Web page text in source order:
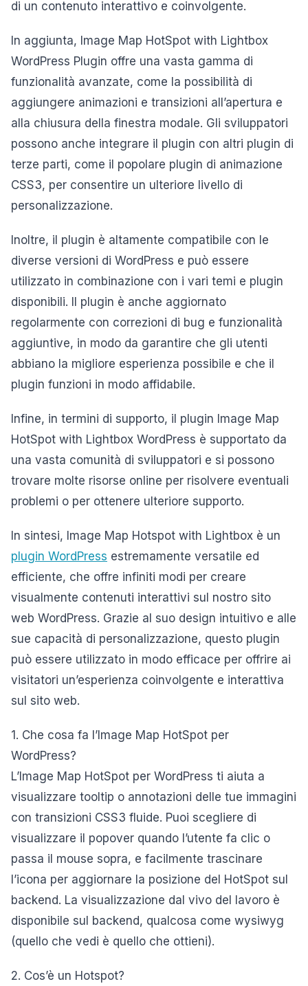
di un contenuto interattivo e coinvolgente.
In aggiunta, Image Map HotSpot with Lightbox
WordPress Plugin offre una vasta gamma di
funzionalità avanzate, come la possibilità di
aggiungere animazioni e transizioni all’apertura e
alla chiusura della finestra modale. Gli sviluppatori
possono anche integrare il plugin con altri plugin di
terze parti, come il popolare plugin di animazione
CSS3, per consentire un ulteriore livello di
personalizzazione.
Inoltre, il plugin è altamente compatibile con le
diverse versioni di WordPress e può essere
utilizzato in combinazione con i vari temi e plugin
disponibili. Il plugin è anche aggiornato
regolarmente con correzioni di bug e funzionalità
aggiuntive, in modo da garantire che gli utenti
abbiano la migliore esperienza possibile e che il
plugin funzioni in modo affidabile.
Infine, in termini di supporto, il plugin Image Map
HotSpot with Lightbox WordPress è supportato da
una vasta comunità di sviluppatori e si possono
trovare molte risorse online per risolvere eventuali
problemi o per ottenere ulteriore supporto.
In sintesi, Image Map Hotspot with Lightbox è un
plugin WordPress estremamente versatile ed
efficiente, che offre infiniti modi per creare
visualmente contenuti interattivi sul nostro sito
web WordPress. Grazie al suo design intuitivo e alle
sue capacità di personalizzazione, questo plugin
può essere utilizzato in modo efficace per offrire ai
visitatori un’esperienza coinvolgente e interattiva
sul sito web.
1. Che cosa fa l’Image Map HotSpot per
WordPress?
L’Image Map HotSpot per WordPress ti aiuta a
visualizzare tooltip o annotazioni delle tue immagini
con transizioni CSS3 fluide. Puoi scegliere di
visualizzare il popover quando l’utente fa clic o
passa il mouse sopra, e facilmente trascinare
l’icona per aggiornare la posizione del HotSpot sul
backend. La visualizzazione dal vivo del lavoro è
disponibile sul backend, qualcosa come wysiwyg
(quello che vedi è quello che ottieni).
2. Cos’è un Hotspot?